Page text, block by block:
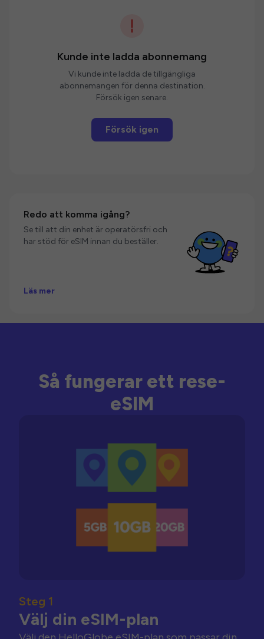
Kunde inte ladda abonnemang
Vi kunde inte ladda de tillgängliga
abonnemangen för denna destination.
Försök igen senare.
Försök igen
Redo att komma igång?
Se till att din enhet är operatörsfri och
har stöd för eSIM innan du beställer.
Läs mer
Så fungerar ett rese-
eSIM
Steg 1
Välj din eSIM-plan